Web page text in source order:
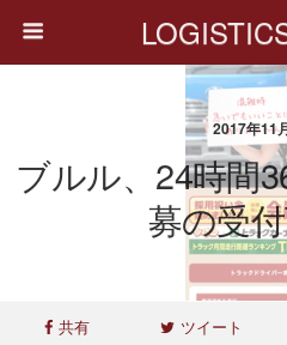
2017年11
ブルル、24時間
募の受
共有 ツイート